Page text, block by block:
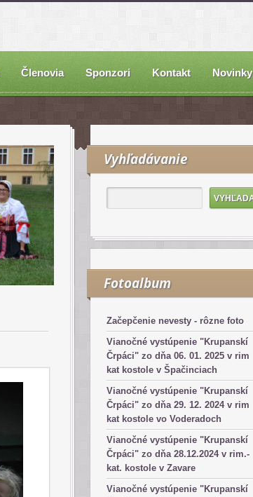
Členovia Sponzori Kontakt Novinky
Vyhľadávanie
Fotoalbum
Začepčenie nevesty - rôzne foto
Vianočné vystúpenie "Krupanskí
Črpáci" zo dňa 06. 01. 2025 v rim
kat kostole v Špačinciach
Vianočné vystúpenie "Krupanskí
Črpáci" zo dňa 29. 12. 2024 v rim
kat kostole vo Voderadoch
Vianočné vystúpenie "Krupanskí
Črpáci" zo dňa 28.12.2024 v rim.-
kat. kostole v Zavare
Vianočné vystúpenie "Krupanskí